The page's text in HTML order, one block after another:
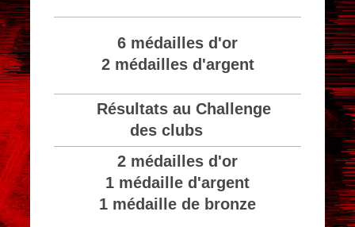
6 médailles d'or
2 médailles d'argent
Résultats au Challenge
des clubs
2 médailles d'or
1 médaille d'argent
1 médaille de bronze